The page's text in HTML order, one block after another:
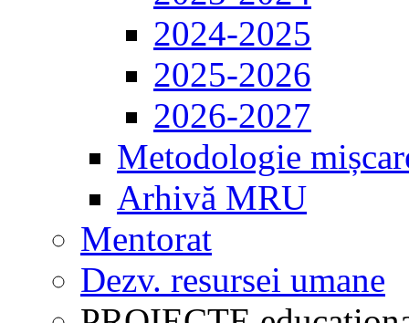
2024-2025
2025-2026
2026-2027
Metodologie
Arhivă MRU
Mentorat
Dezv. resursei umane